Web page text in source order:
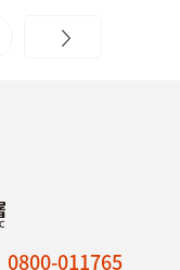
0800-011765